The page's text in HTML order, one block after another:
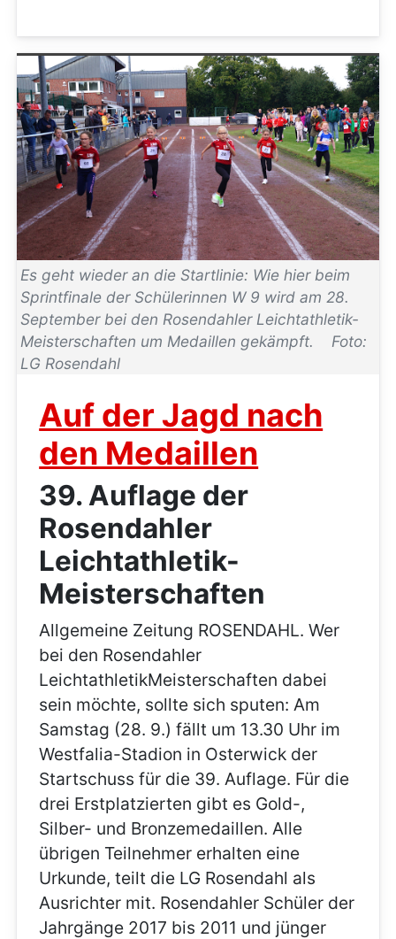
Es geht wieder an die Startlinie: Wie hier beim
Sprintfinale der Schülerinnen W 9 wird am 28.
September bei den Rosendahler Leichtathletik-
Meisterschaften um Medaillen gekämpft. Foto:
LG Rosendahl
Auf der Jagd nach
den Medaillen
39. Auflage der
Rosendahler
Leichtathletik-
Meisterschaften
Allgemeine Zeitung ROSENDAHL. Wer
bei den Rosendahler
LeichtathletikMeisterschaften dabei
sein möchte, sollte sich sputen: Am
Samstag (28. 9.) fällt um 13.30 Uhr im
Westfalia-Stadion in Osterwick der
Startschuss für die 39. Auflage. Für die
drei Erstplatzierten gibt es Gold-,
Silber- und Bronzemedaillen. Alle
übrigen Teilnehmer erhalten eine
Urkunde, teilt die LG Rosendahl als
Ausrichter mit. Rosendahler Schüler der
Jahrgänge 2017 bis 2011 und jünger